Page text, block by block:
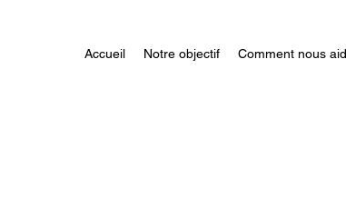
Accueil Notre objectif Comment nous